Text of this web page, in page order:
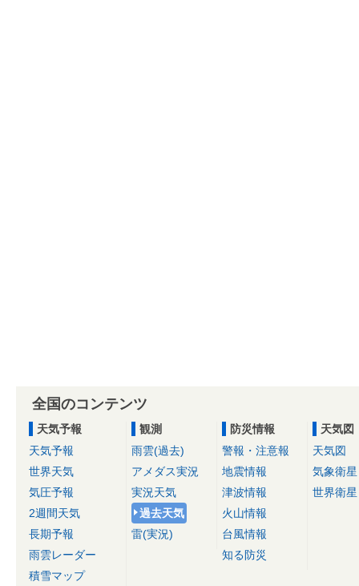
全国のコンテンツ
天気予報
天気予報
世界天気
気圧予報
2週間天気
長期予報
雨雲レーダー
積雪マップ
観測
雨雲(過去)
アメダス実況
実況天気
過去天気
雷(実況)
防災情報
警報・注意報
地震情報
津波情報
火山情報
台風情報
知る防災
天気図
天気図
気象衛星
世界衛星